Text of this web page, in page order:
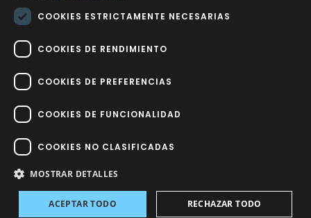
HORARIO COMERCIAL
Lunes a viernes
10:00 a 14:00 / 18:00 a 21:00
Factory Sport 2023© – Todos los derechos reservados | Hecho por
Impulsoh Performance Marketing
COOKIES ESTRICTAMENTE NECESARIAS
COOKIES DE RENDIMIENTO
COOKIES DE PREFERENCIAS
COOKIES DE FUNCIONALIDAD
COOKIES NO CLASIFICADAS
MOSTRAR DETALLES
ACEPTAR TODO RECHAZAR TODO